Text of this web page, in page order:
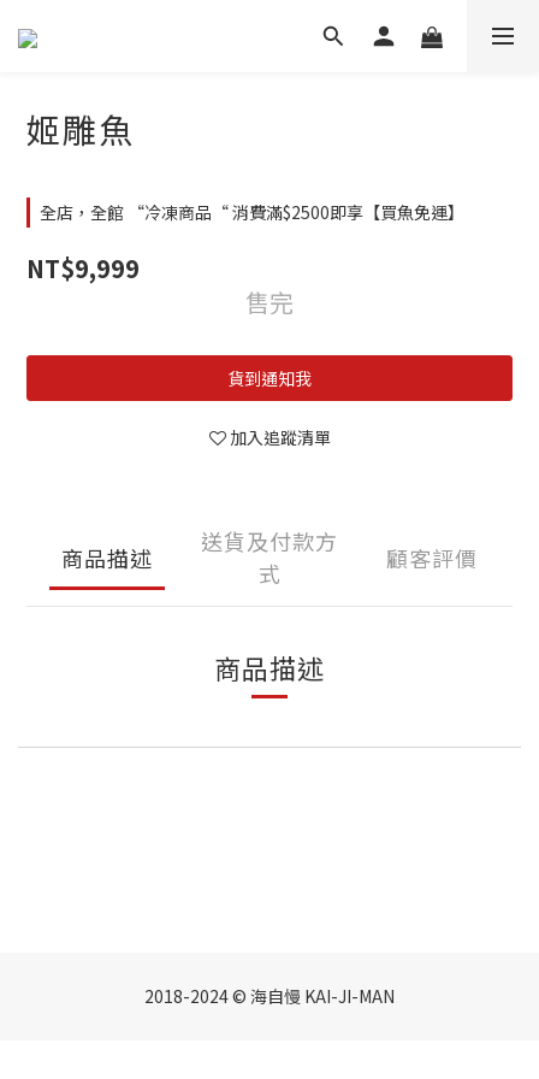
姬雕魚
全店，全館 “冷凍商品“ 消費滿$2500即享【買魚免運】
NT$9,999
售完
貨到通知我
加入追蹤清單
商品描述
送貨及付款方
式
顧客評價
商品描述
2018-2024 © 海自慢 KAI-JI-MAN